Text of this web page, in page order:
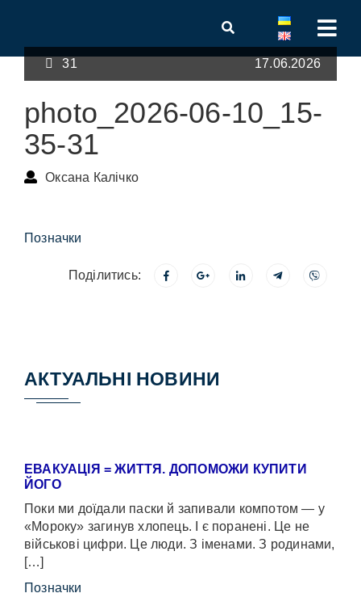
31 17.06.2026
photo_2026-06-10_15-
35-31
Оксана Калічко
Позначки
Поділитись:
АКТУАЛЬНІ НОВИНИ
ЕВАКУАЦІЯ = ЖИТТЯ. ДОПОМОЖИ КУПИТИ
ЙОГО
Поки ми доїдали паски й запивали компотом — у
«Мороку» загинув хлопець. І є поранені. Це не
військові цифри. Це люди. З іменами. З родинами,
[…]
Позначки